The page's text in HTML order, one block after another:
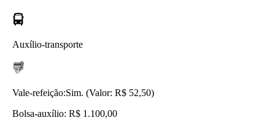
Auxílio-transporte
Vale-refeição:Sim. (Valor: R$ 52,50)
Bolsa-auxílio: R$ 1.100,00